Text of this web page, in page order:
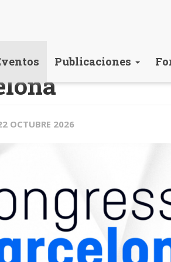
Publicaciones
OCTUBRE 2026